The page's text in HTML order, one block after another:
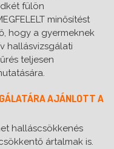
fülön
minősítést
hogy a gyermeknek
hallásvizsgálati
teljesen
AJÁNLOTT A
halláscsökkenés
ártalmak is.